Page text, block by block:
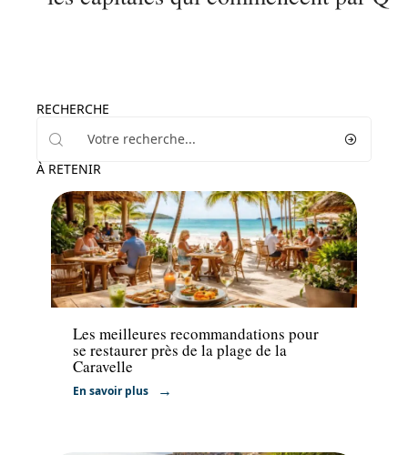
RECHERCHE
À RETENIR
Hébergement
Les meilleures recommandations pour
se restaurer près de la plage de la
Caravelle
En savoir plus